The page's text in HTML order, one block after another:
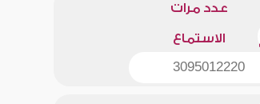
عدد مرات
الاستماع
3095012220